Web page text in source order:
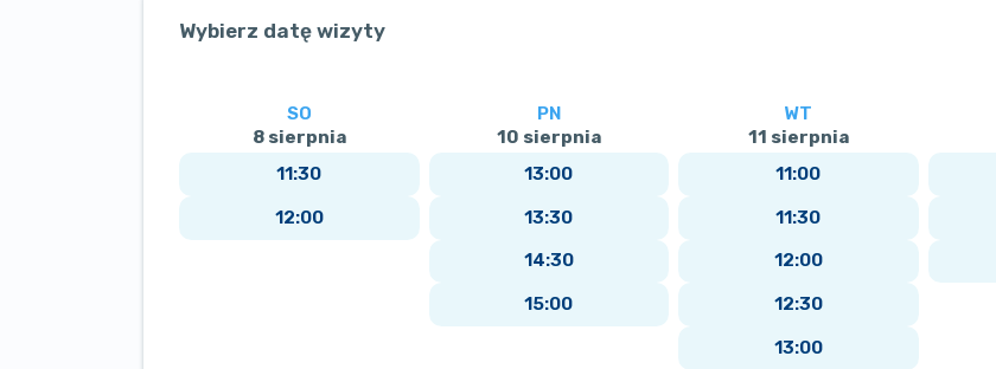
Wybierz datę wizyty
SO
8 sierpnia
11:30
12:00
PN
10 sierpnia
13:00
13:30
14:30
15:00
WT
11 sierpnia
11:00
11:30
12:00
12:30
13:00